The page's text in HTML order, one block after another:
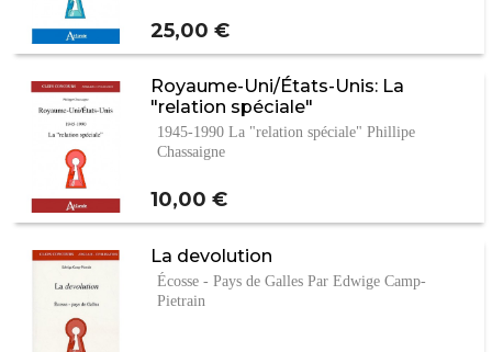
Prix
25,00 €
Royaume-Uni/États-Unis: La
"relation spéciale"
1945-1990 La "relation spéciale" Phillipe
Chassaigne
Prix
10,00 €
La devolution
Écosse - Pays de Galles Par Edwige Camp-
Pietrain